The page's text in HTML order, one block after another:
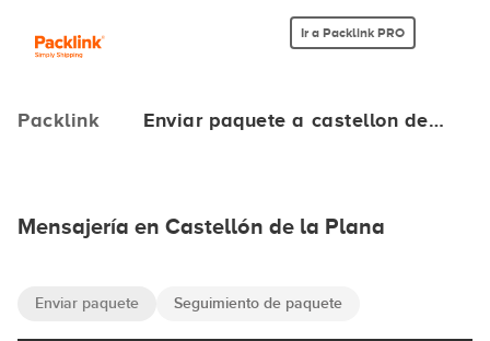
Ir a Packlink PRO
Packlink Enviar paquete a castellon de…
Mensajería en Castellón de la Plana
Enviar paquete Seguimiento de paquete